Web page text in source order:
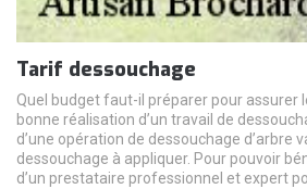
Tarif dessouchage
Quel budget faut-il préparer pour assurer
bonne réalisation d’un travail de
d’une opération de dessouchage d’arbre
dessouchage à appliquer. Pour pouvoir
d’un prestataire professionnel et expert